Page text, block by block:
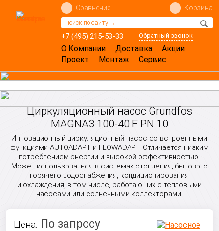
+7 (495) 215-53-33 Обратный звонок
Сравнение Корзина
О Компании Доставка
Акции
Проект
Монтаж Сервис
Циркуляционный насос Grundfos
MAGNA3 100-40 F PN 10
Инновационный циркуляционный насос со встроенными
функциями AUTOADAPT и FLOWADAPT. Отличается низким
потреблением энергии и высокой эффективностью.
Может использоваться в системах отопления, бытового
горячего водоснабжения, кондиционирования
и охлаждения, в том числе, работающих с тепловыми
насосами или солнечными коллекторами.
Цена: По запросу